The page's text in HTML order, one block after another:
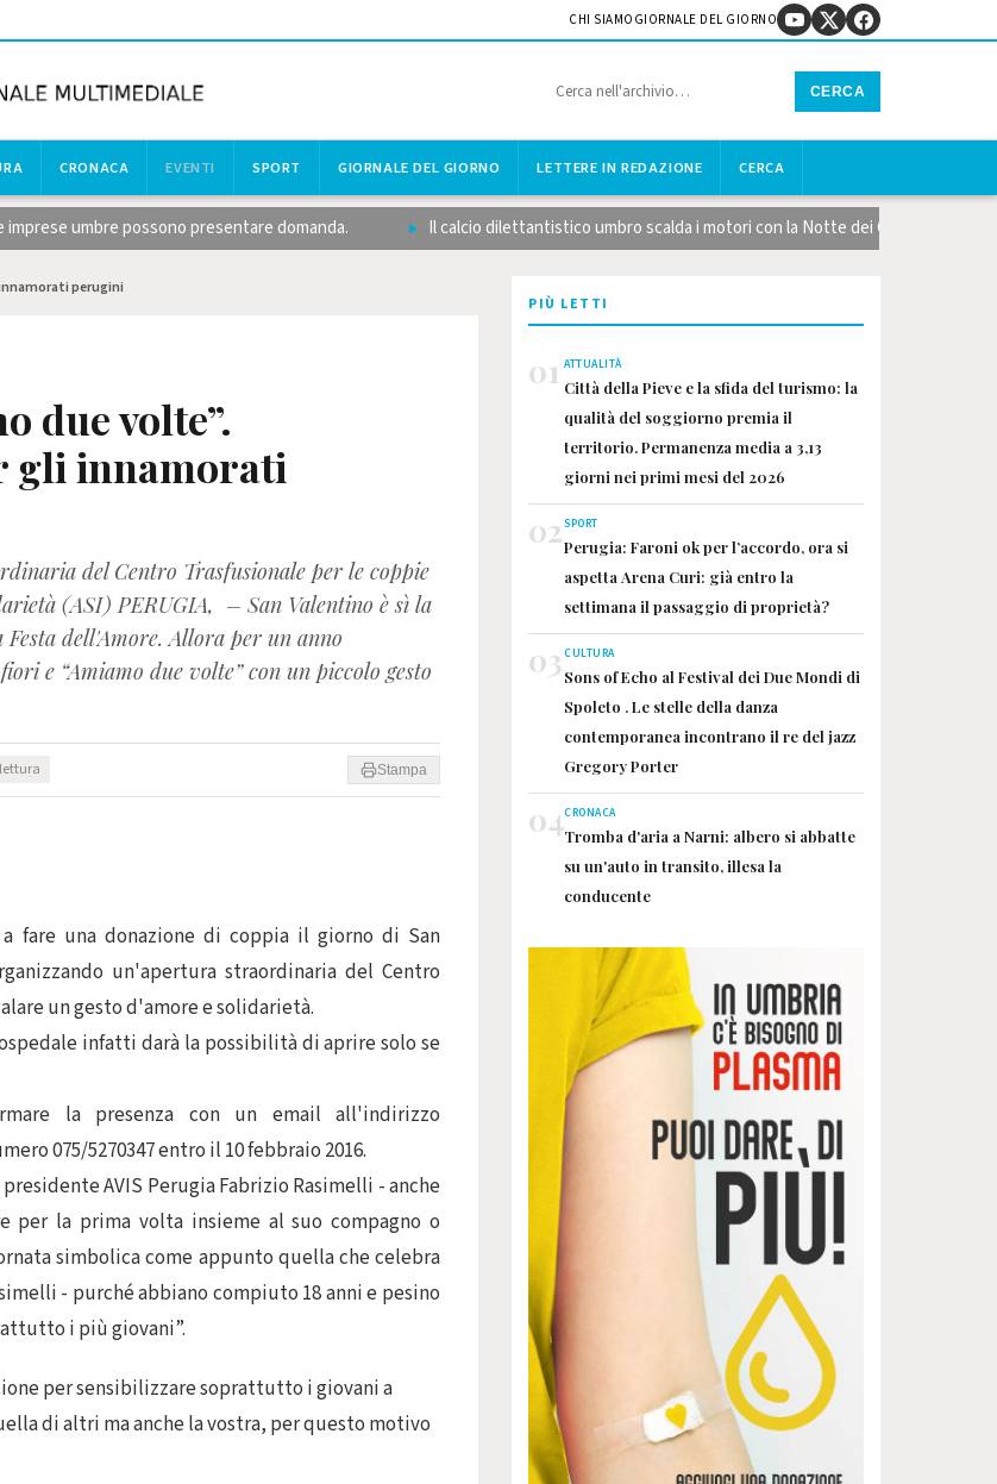
CHI SIAMO GIORNALE DEL GIORNO
CERCA
CRONACA EVENTI SPORT GIORNALE DEL GIORNO LETTERE IN REDAZIONE CERCA
umbre possono presentare domanda. Il calcio dilettantistico umbro scalda i motori con la Notte dei Calendari
perugini
due volte”.
gli innamorati
del Centro Trasfusionale per le coppie
(ASI) PERUGIA, – San Valentino è sì la
dell'Amore. Allora per un anno
e “Amiamo due volte” con un piccolo gesto
Stampa
fare una donazione di coppia il giorno di San
un'apertura straordinaria del Centro
un gesto d'amore e solidarietà.
infatti darà la possibilità di aprire solo se
la presenza con un email all'indirizzo
075/5270347 entro il 10 febbraio 2016.
AVIS Perugia Fabrizio Rasimelli - anche
per la prima volta insieme al suo compagno o
simbolica come appunto quella che celebra
- purché abbiano compiuto 18 anni e pesino
i più giovani”.
per sensibilizzare soprattutto i giovani a
di altri ma anche la vostra, per questo motivo
PIÙ LETTI
01 ATTUALITÀ
Città della Pieve e la sfida del turismo: la
qualità del soggiorno premia il
territorio. Permanenza media a 3,13
giorni nei primi mesi del 2026
02SPORT
Perugia: Faroni ok per l’accordo, ora si
aspetta Arena Curi: già entro la
settimana il passaggio di proprietà?
03CULTURA
Sons of Echo al Festival dei Due Mondi di
Spoleto . Le stelle della danza
contemporanea incontrano il re del jazz
Gregory Porter
04CRONACA
Tromba d'aria a Narni: albero si abbatte
su un'auto in transito, illesa la
conducente